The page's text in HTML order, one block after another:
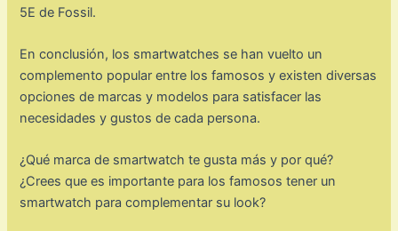
5E de Fossil.
En conclusión, los smartwatches se han vuelto un
complemento popular entre los famosos y existen diversas
opciones de marcas y modelos para satisfacer las
necesidades y gustos de cada persona.
¿Qué marca de smartwatch te gusta más y por qué?
¿Crees que es importante para los famosos tener un
smartwatch para complementar su look?